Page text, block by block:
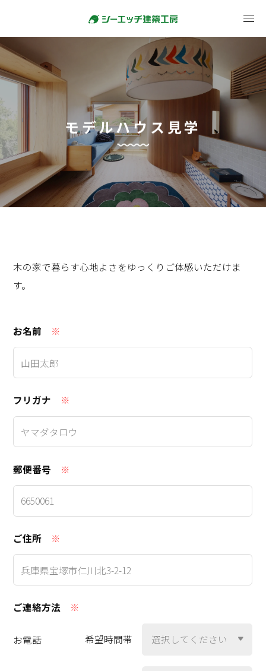
モデルハウス見学
木の家で暮らす心地よさをゆっくりご体感いただけま
す。
お名前 ※
フリガナ ※
郵便番号 ※
ご住所 ※
ご連絡方法 ※
お電話 希望時間帯